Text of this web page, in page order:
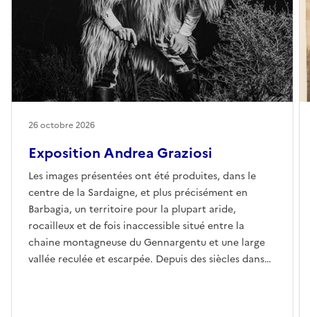
Exposition Andrea Graziosi
Les images présentées ont été produites, dans le
centre de la Sardaigne, et plus précisément en
Barbagia, un territoire pour la plupart aride,
rocailleux et de fois inaccessible situé entre la
chaine montagneuse du Gennargentu et une large
vallée reculée et escarpée. Depuis des siècles dans
26 octobre 2026